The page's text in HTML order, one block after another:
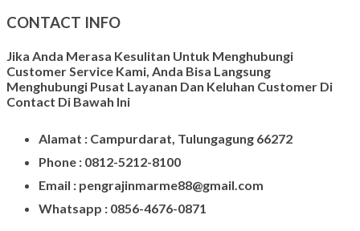
CONTACT INFO
Jika Anda Merasa Kesulitan Untuk Menghubungi
Customer Service Kami, Anda Bisa Langsung
Menghubungi Pusat Layanan Dan Keluhan Customer Di
Contact Di Bawah Ini
Alamat : Campurdarat, Tulungagung 66272
Phone : 0812-5212-8100
Email : pengrajinmarme88@gmail.com
Whatsapp : 0856-4676-0871